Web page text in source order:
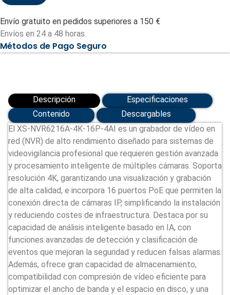
para
IP
-
Resolución
máxima
12
16P-
4AI)
cantidad
Envío gratuito en pedidos superiores a 150 €
Envíos en 24 a 48 horas.
Métodos de Pago Seguro
Descripción
Especificaciones
Contenido
Descargables
El XS-NVR6216A-4K-16P-4AI es un grabador de vídeo en
red (NVR) de alto rendimiento diseñado para sistemas de
videovigilancia profesional que requieren gestión avanzada
y procesamiento inteligente de múltiples cámaras. Soporta
resolución 4K, garantizando una visualización y grabación
de alta calidad, e incorpora 16 puertos PoE que permiten la
conexión directa de cámaras IP, simplificando la instalación
y reduciendo costes de infraestructura. Destaca por su
capacidad de análisis inteligente basado en IA, con
funciones avanzadas de detección y clasificación de
eventos que mejoran la seguridad y reducen falsas alarmas.
Además, ofrece gran capacidad de almacenamiento,
compatibilidad con compresión de vídeo eficiente para
optimizar el ancho de banda y el espacio en disco, y una